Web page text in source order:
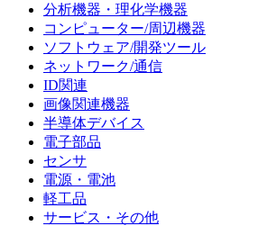
分析機器・理化学機器
コンピューター/周辺機器
ソフトウェア/開発ツール
ネットワーク/通信
ID関連
画像関連機器
半導体デバイス
電子部品
センサ
電源・電池
軽工品
サービス・その他